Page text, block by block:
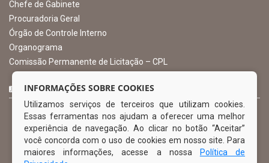
ORGANIZACIONAL
O Prefeito
Vice Prefeito
Ouvidoria Municipal
Serviço de Informação ao Cidadão – SIC
Chefe de Gabinete
Procuradoria Geral
Órgão de Controle Interno
INFORMAÇÕES SOBRE COOKIES
Utilizamos serviços de terceiros que utilizam cookies.
Essas ferramentas nos ajudam a oferecer uma melhor
experiência de navegação. Ao clicar no botão “Aceitar”
você concorda com o uso de cookies em nosso site. Para
maiores informações, acesse a nossa
Política de